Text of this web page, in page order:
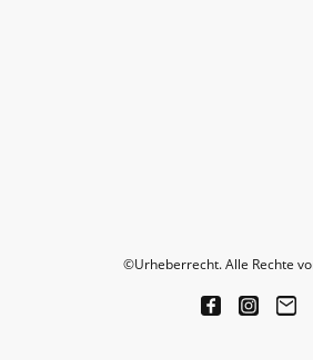
©Urheberrecht. Alle Rechte